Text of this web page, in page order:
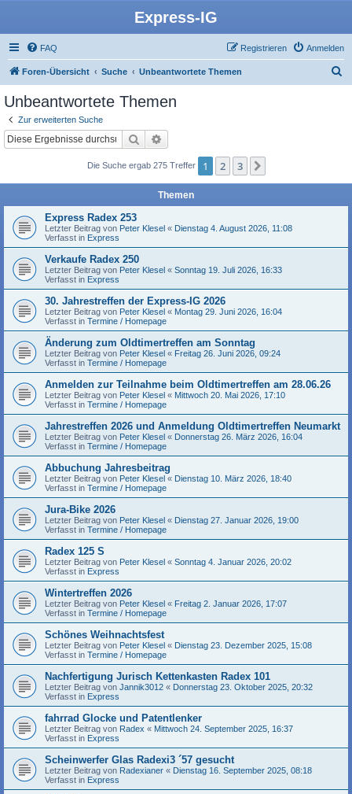
Express-IG
FAQ Anmelden
Registrieren
Foren-Übersicht Suche Unbeantwortete Themen
Unbeantwortete Themen
Zur erweiterten Suche
Suche
Die Suche ergab 275 Treffer 1 2 3
Themen
Express Radex 253
Letzter Beitrag von Peter Klesel « Dienstag 4. August 2026, 11:08
Verfasst in Express
Verkaufe Radex 250
Letzter Beitrag von Peter Klesel « Sonntag 19. Juli 2026, 16:33
Verfasst in Express
30. Jahrestreffen der Express-IG 2026
Letzter Beitrag von Peter Klesel « Montag 29. Juni 2026, 16:04
Verfasst in Termine / Homepage
Änderung zum Oldtimertreffen am Sonntag
Letzter Beitrag von Peter Klesel « Freitag 26. Juni 2026, 09:24
Verfasst in Termine / Homepage
Anmelden zur Teilnahme beim Oldtimertreffen am 28.06.26
Letzter Beitrag von Peter Klesel « Mittwoch 20. Mai 2026, 17:10
Verfasst in Termine / Homepage
Jahrestreffen 2026 und Anmeldung Oldtimertreffen Neumarkt
Letzter Beitrag von Peter Klesel « Donnerstag 26. März 2026, 16:04
Verfasst in Termine / Homepage
Abbuchung Jahresbeitrag
Letzter Beitrag von Peter Klesel « Dienstag 10. März 2026, 18:40
Verfasst in Termine / Homepage
Jura-Bike 2026
Letzter Beitrag von Peter Klesel « Dienstag 27. Januar 2026, 19:00
Verfasst in Termine / Homepage
Radex 125 S
Letzter Beitrag von Peter Klesel « Sonntag 4. Januar 2026, 20:02
Verfasst in Express
Wintertreffen 2026
Letzter Beitrag von Peter Klesel « Freitag 2. Januar 2026, 17:07
Verfasst in Termine / Homepage
Schönes Weihnachtsfest
Letzter Beitrag von Peter Klesel « Dienstag 23. Dezember 2025, 15:08
Verfasst in Termine / Homepage
Nachfertigung Jurisch Kettenkasten Radex 101
Letzter Beitrag von Jannik3012 « Donnerstag 23. Oktober 2025, 20:32
Verfasst in Express
fahrrad Glocke und Patentlenker
Letzter Beitrag von Radex « Mittwoch 24. September 2025, 16:37
Verfasst in Express
Scheinwerfer Glas Radexi3 ´57 gesucht
Letzter Beitrag von Radexianer « Dienstag 16. September 2025, 08:18
Verfasst in Express